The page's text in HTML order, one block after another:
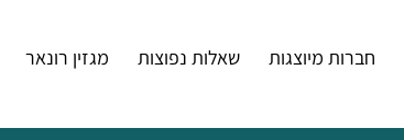
חברות מיוצגות שאלות נפוצות מגזין רונאר